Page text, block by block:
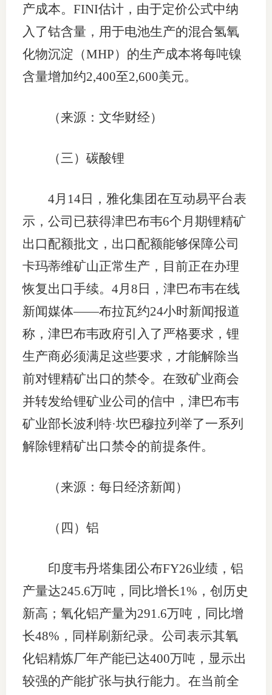
产成本。FINI估计，由于定价公式中纳
入了钴含量，用于电池生产的混合氢氧
化物沉淀（MHP）的生产成本将每吨镍
含量增加约2,400至2,600美元。
（来源：文华财经）
（三）碳酸锂
4月14日，雅化集团在互动易平台表
示，公司已获得津巴布韦6个月期锂精矿
出口配额批文，出口配额能够保障公司
卡玛蒂维矿山正常生产，目前正在办理
恢复出口手续。4月8日，津巴布韦在线
新闻媒体——布拉瓦约24小时新闻报道
称，津巴布韦政府引入了严格要求，锂
生产商必须满足这些要求，才能解除当
前对锂精矿出口的禁令。在致矿业商会
并转发给锂矿业公司的信中，津巴布韦
矿业部长波利特·坎巴穆拉列举了一系列
解除锂精矿出口禁令的前提条件。
（来源：每日经济新闻）
（四）铝
印度韦丹塔集团公布FY26业绩，铝
产量达245.6万吨，同比增长1%，创历史
新高；氧化铝产量为291.6万吨，同比增
长48%，同样刷新纪录。公司表示其氧
化铝精炼厂年产能已达400万吨，显示出
较强的产能扩张与执行能力。在当前全